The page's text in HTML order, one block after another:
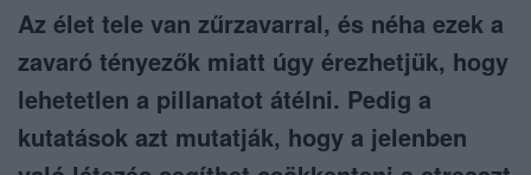
Az élet tele van zűrzavarral, és néha ezek a
zavaró tényezők miatt úgy érezhetjük, hogy
lehetetlen a pillanatot átélni. Pedig a
kutatások azt mutatják, hogy a jelenben